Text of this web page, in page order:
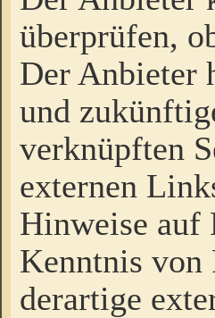
überprüfen,
Der Anbieter
und
verknüpften
externen
Hinweise auf
Kenntnis von
derartige